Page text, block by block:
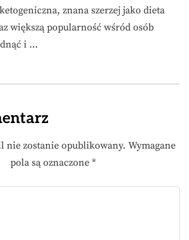
znana szerzej jako dieta
większą popularność wśród osób
i …
nie zostanie opublikowany. Wymagane
pola są oznaczone *